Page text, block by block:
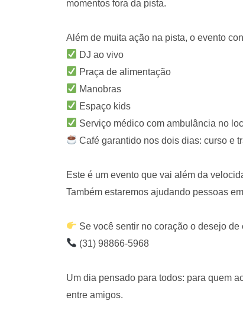
momentos fora da pista.
Além de muita ação na pista, o evento
DJ ao vivo
Praça de alimentação
Manobras
Espaço kids
Serviço médico com ambulância no
Café garantido nos dois dias: curso e
Este é um evento que vai além da
Também estaremos ajudando pessoas
Se você sentir no coração o desejo
(31) 98866-5968
Um dia pensado para todos: para quem
entre amigos.